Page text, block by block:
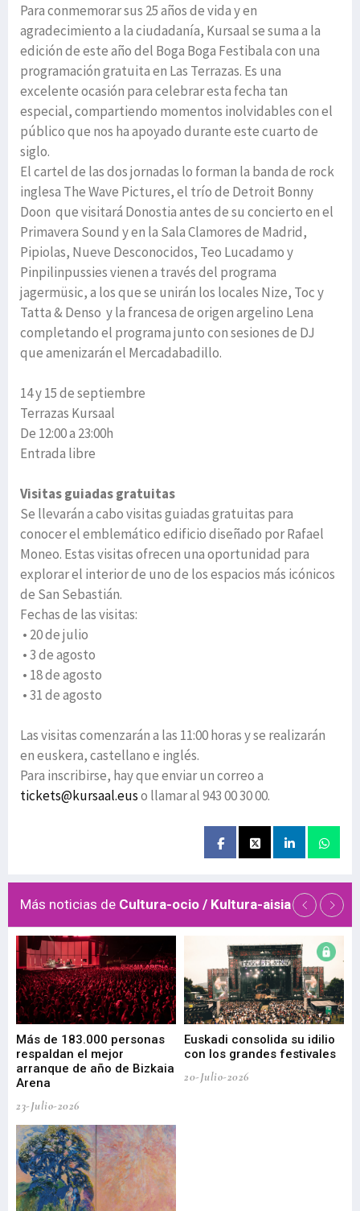
Para conmemorar sus 25 años de vida y en
agradecimiento a la ciudadanía, Kursaal se suma a la
edición de este año del Boga Boga Festibala con una
programación gratuita en Las Terrazas. Es una
excelente ocasión para celebrar esta fecha tan
especial, compartiendo momentos inolvidables con el
público que nos ha apoyado durante este cuarto de
siglo.
El cartel de las dos jornadas lo forman la banda de rock
inglesa The Wave Pictures, el trío de Detroit Bonny
Doon que visitará Donostia antes de su concierto en el
Primavera Sound y en la Sala Clamores de Madrid,
Pipiolas, Nueve Desconocidos, Teo Lucadamo y
Pinpilinpussies vienen a través del programa
jagermüsic, a los que se unirán los locales Nize, Toc y
Tatta & Denso y la francesa de origen argelino Lena
completando el programa junto con sesiones de DJ
que amenizarán el Mercadabadillo.
14 y 15 de septiembre
Terrazas Kursaal
De 12:00 a 23:00h
Entrada libre
Visitas guiadas gratuitas
Se llevarán a cabo visitas guiadas gratuitas para
conocer el emblemático edificio diseñado por Rafael
Moneo. Estas visitas ofrecen una oportunidad para
explorar el interior de uno de los espacios más icónicos
de San Sebastián.
Fechas de las visitas:
• 20 de julio
• 3 de agosto
• 18 de agosto
• 31 de agosto
Las visitas comenzarán a las 11:00 horas y se realizarán
en euskera, castellano e inglés.
Para inscribirse, hay que enviar un correo a
tickets@kursaal.euso llamar al 943 00 30 00.
Más noticias de Cultura-ocio / Kultura-aisia
Más de 183.000 personas
respaldan el mejor
arranque de año de Bizkaia
Arena
23-Julio-2026
Euskadi consolida su idilio
con los grandes festivales
20-Julio-2026